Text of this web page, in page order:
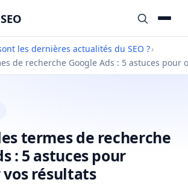
les dernières actualités du SEO ?›
de recherche Google Ads : 5 astuces pour
termes de recherche
: 5 astuces pour
résultats